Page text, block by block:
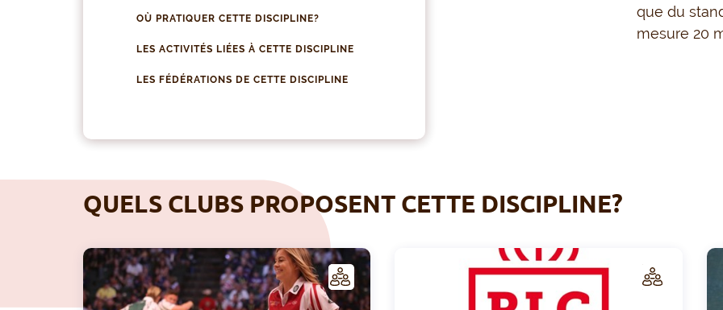
OÙ PRATIQUER CETTE DISCIPLINE?
LES ACTIVITÉS LIÉES À CETTE DISCIPLINE
LES FÉDÉRATIONS DE CETTE DISCIPLINE
que du
mesure 20
QUELS CLUBS PROPOSENT CETTE DISCIPLINE?
C
LUB